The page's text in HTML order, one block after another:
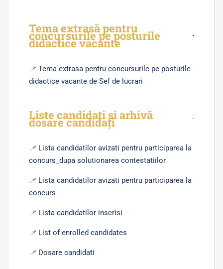
Tema extrasă pentru
concursurile pe posturile
didactice vacante
📌 Tema extrasa pentru concursurile pe posturile
didactice vacante de Sef de lucrari
Liste candidați și arhivă
dosare candidați
📌 Lista candidatilor avizati pentru participarea la
concurs_dupa solutionarea contestatiilor
📌 Lista candidatilor avizati pentru participarea la
concurs
📌 Lista candidatilor inscrisi
📌 List of enrolled candidates
📌 Dosare candidati